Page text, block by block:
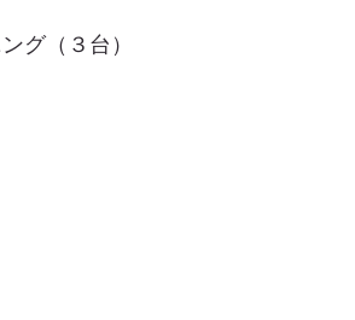
グ（３台）